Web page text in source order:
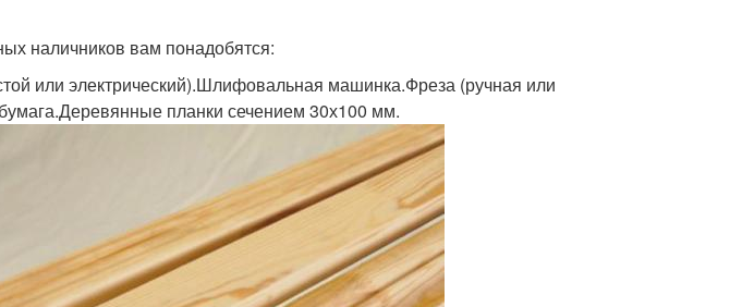
наличников вам понадобятся:
или электрический).Шлифовальная машинка.Фреза (ручная или
планки сечением 30х100 мм.